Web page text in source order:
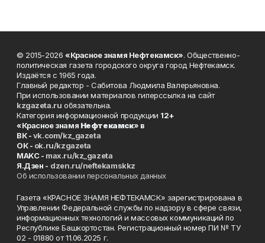
© 2015-2026 «Красное знамя Нефтекамск». Общественно-
политическая газета городского округа город Нефтекамск.
Издаётся с 1965 года.
Главный редактор - Сабитова Людмила Валерьяновна.
При использовании материалов гиперссылка на сайт
kzgazeta.ru обязательна.
Категория информационной продукции 12+
«Красное знамя Нефтекамск» в
ВК -vk.com/kz_gazeta
ОК - ok.ru/kzgazeta
MAKC - max.ru/kz_gazeta
Я.Дзен - dzen.ru/neftekamskkz
Об использовании персональных данных
Газета «КРАСНОЕ ЗНАМЯ НЕФТЕКАМСК» зарегистрирована в
Управлении Федеральной службы по надзору в сфере связи,
информационных технологий и массовых коммуникаций по
Республике Башкортостан. Регистрационный номер ПИ № ТУ
02 - 01880 от 11.06.2025 г.